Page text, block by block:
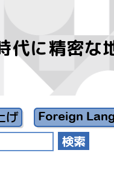
に精密な